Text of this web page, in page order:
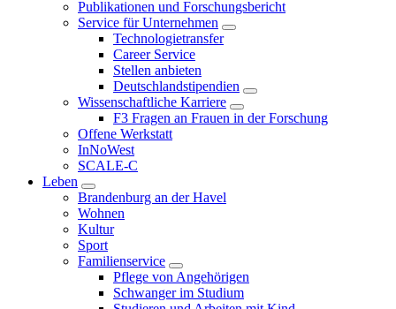
Publikationen und Forschungsbericht
Service für Unternehmen
Technologietransfer
Career Service
Stellen anbieten
Deutschlandstipendien
Wissenschaftliche Karriere
F3 Fragen an Frauen in der Forschung
Offene Werkstatt
InNoWest
SCALE-C
Leben
Brandenburg an der Havel
Wohnen
Kultur
Sport
Familienservice
Pflege von Angehörigen
Schwanger im Studium